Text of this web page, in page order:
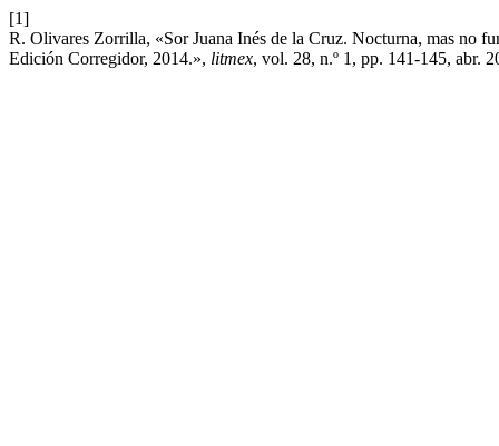
[1]
R. Olivares Zorrilla, «Sor Juana Inés de la Cruz. Nocturna, mas no
Edición Corregidor, 2014.», litmex, vol. 28, n.º 1, pp. 141-145, abr.